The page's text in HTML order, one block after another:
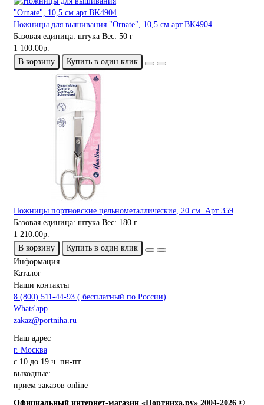
Ножницы для вышивания "Ornate", 10,5 см.арт.BK4904
Базовая единица: штука Вес: 50 г
1 100.00р.
В корзину
Купить в один клик
Ножницы портновские цельнометаллические, 20 см. Арт 359
Базовая единица: штука Вес: 180 г
1 210.00р.
В корзину
Купить в один клик
Информация
Каталог
Наши контакты
8 (800) 511-44-93 ( бесплатный по России)
Whats'app
zakaz@portniha.ru
Наш адрес
г. Москва
с 10 до 19 ч. пн-пт.
выходные:
прием заказов online
Официальный интернет-магазин «Портниха.ру» 2004-2026 ©